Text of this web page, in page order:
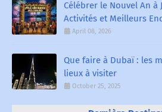
Célébrer le Nouvel An à
Activités et Meilleurs
April 08, 2026
Que faire à Dubaï : les
lieux à visiter
October 25, 2025